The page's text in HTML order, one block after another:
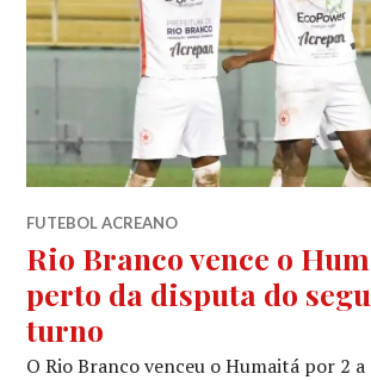
FUTEBOL ACREANO
Rio Branco vence o
perto da disputa do
turno
O Rio Branco venceu o Humaitá por 2